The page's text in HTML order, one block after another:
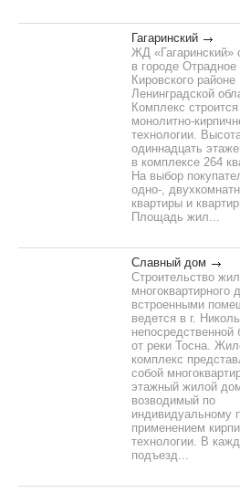
Гагаринский
ЖД «Гагаринский»
в городе Отрадное
Кировского районе
Ленинградской
Комплекс
монолитно-
технологии.
одиннадцать
в комплексе 264
На выбор
одно-,
квартиры и
Площадь жил...
Славный дом
Строительство
многоквартирного
встроенными
ведется в г.
непосредственной
от реки Тосна.
комплекс
собой
этажный жилой
возводимый по
индивидуальному
применением
технологии. В
подъезд...